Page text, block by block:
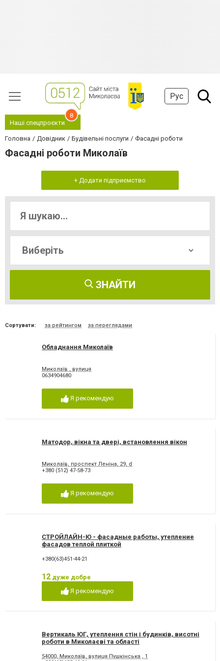
Рус
Наші спецпроєкти
8
Головна Довідник Будівельні послуги Фасадні роботи
Фасадні роботи Миколаїв
+ Додати підприємство
ЗНАЙТИ
Сортувати: за рейтингом за переглядами
Обладнання Миколаїв
Миколаїв , вулиця
0634904680
Я рекомендую
Матодор, вікна та двері, встановлення вікон
Миколаїв, проспект Леніна, 29, d
+380 (512) 47-58-73
Я рекомендую
СТРОЙЛАЙН-Ю - фасадные работы, утепление
фасадов теплой плиткой
+380(63)451-44-21
12 дуже добре
Я рекомендую
Вертикаль ЮГ, утеплення стін і будинків, висотні
роботи в Миколаєві та області
54000, Миколаїв, вулиця Пушкінська , 1